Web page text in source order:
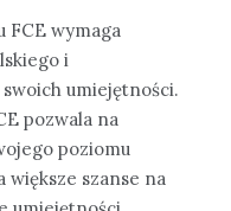
FCE wymaga
i
umiejętności.
pozwala na
poziomu
większe szanse na